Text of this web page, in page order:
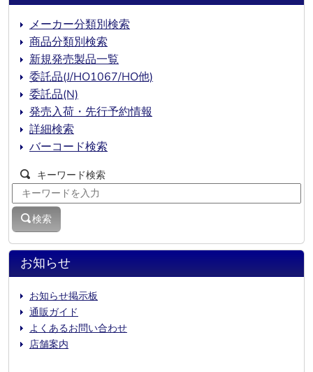
お知らせ
お知らせ掲示板
通販ガイド
よくあるお問い合わせ
店舗案内
メーカー分類別検索
商品分類別検索
新規発売製品一覧
委託品(J/HO1067/HO他)
委託品(N)
発売入荷・先行予約情報
詳細検索
バーコード検索
キーワード検索
検索